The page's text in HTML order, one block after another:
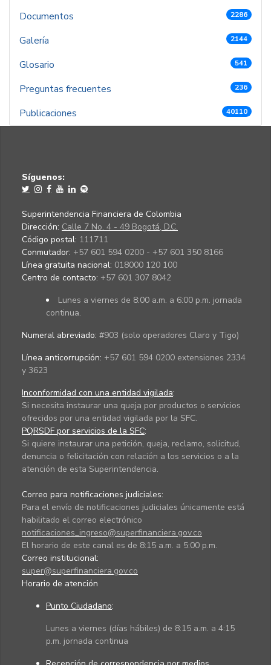
Documentos 2286
Galería 2144
Glosario 541
Preguntas frecuentes 236
Publicaciones 40110
Síguenos:
Superintendencia Financiera de Colombia
Dirección: Calle 7 No. 4 - 49 Bogotá, D.C.
Código postal: 111711
Conmutador: +57 601 594 0200 - +57 601 350 8166
Línea gratuita nacional: 018000 120 100
Centro de contacto: +57 601 307 8042
Lunes a viernes de 8:00 a.m. a 6:00 p.m. jornada
continua.
Numeral abreviado: #903 (solo operadores Claro y Tigo)
Línea anticorrupción: +57 601 594 0200 extensiones 2334
y 3623
Inconformidad con una entidad vigilada:
Si necesita instaurar una queja por productos o servicios
ofrecidos por una entidad vigilada por la SFC.
PQRSDF por servicios de la SFC:
Si quiere instaurar una petición, queja, reclamo, solicitud,
denuncia o felicitación con relación a los servicios o a la
atención de esta Superintendencia.
Correo para notificaciones judiciales:
Para el envío de notificaciones judiciales únicamente está
habilitado el correo electrónico
notificaciones_ingreso@superfinanciera.gov.co
El horario de este canal es de 8:15 a.m. a 5:00 p.m.
Correo institucional:
super@superfinanciera.gov.co
Horario de atención
Punto Ciudadano:
Lunes a viernes (días hábiles) de 8:15 a.m. a 4:15
p.m. jornada continua